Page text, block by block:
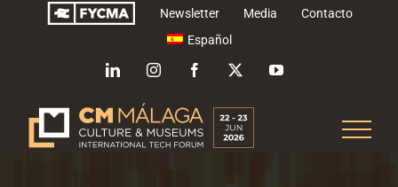
Newsletter Media
Contacto
Español
LinkedInInstagramFacebook YouTube